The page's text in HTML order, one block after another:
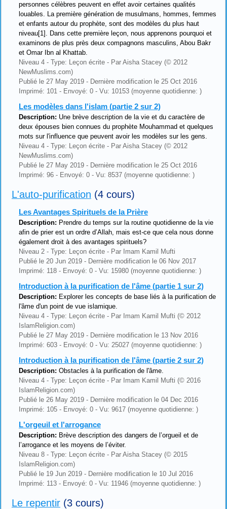
personnes célèbres peuvent en effet avoir certaines qualités
louables. La première génération de musulmans, hommes, femmes
et enfants autour du prophète, sont des modèles du plus haut
niveau[1]. Dans cette première leçon, nous apprenons pourquoi et
examinons de plus près deux compagnons masculins, Abou Bakr
et Omar Ibn al Khattab.
Niveau 4 - Type: Leçon écrite - Par Aisha Stacey (© 2012
NewMuslims.com)
Publié le 27 May 2019 - Dernière modification le 25 Oct 2016
Imprimé: 101 - Envoyé: 0 - Vu: 10153 (moyenne quotidienne: )
Les modèles dans l'islam (partie 2 sur 2)
Description: Une brève description de la vie et du caractère de
deux épouses bien connues du prophète Mouhammad et quelques
mots sur l'influence que peuvent avoir les modèles sur les gens.
Niveau 4 - Type: Leçon écrite - Par Aisha Stacey (© 2012
NewMuslims.com)
Publié le 27 May 2019 - Dernière modification le 25 Oct 2016
Imprimé: 96 - Envoyé: 0 - Vu: 8537 (moyenne quotidienne: )
L'auto-purification (4 cours)
Les Avantages Spirituels de la Prière
Description: Prendre du temps sur la routine quotidienne de la vie
afin de prier est un ordre d’Allah, mais est-ce que cela nous donne
également droit à des avantages spirituels?
Niveau 2 - Type: Leçon écrite - Par Imam Kamil Mufti
Publié le 20 Jun 2019 - Dernière modification le 06 Nov 2017
Imprimé: 118 - Envoyé: 0 - Vu: 15980 (moyenne quotidienne: )
Introduction à la purification de l'âme (partie 1 sur 2)
Description: Explorer les concepts de base liés à la purification de
l'âme d'un point de vue islamique.
Niveau 4 - Type: Leçon écrite - Par Imam Kamil Mufti (© 2012
IslamReligion.com)
Publié le 27 May 2019 - Dernière modification le 13 Nov 2016
Imprimé: 603 - Envoyé: 0 - Vu: 25027 (moyenne quotidienne: )
Introduction à la purification de l'âme (partie 2 sur 2)
Description: Obstacles à la purification de l'âme.
Niveau 4 - Type: Leçon écrite - Par Imam Kamil Mufti (© 2016
IslamReligion.com)
Publié le 26 May 2019 - Dernière modification le 04 Dec 2016
Imprimé: 105 - Envoyé: 0 - Vu: 9617 (moyenne quotidienne: )
L'orgeuil et l'arrogance
Description: Brève description des dangers de l’orgueil et de
l’arrogance et les moyens de l’éviter.
Niveau 8 - Type: Leçon écrite - Par Aisha Stacey (© 2015
IslamReligion.com)
Publié le 19 Jun 2019 - Dernière modification le 10 Jul 2016
Imprimé: 113 - Envoyé: 0 - Vu: 11946 (moyenne quotidienne: )
Le repentir (3 cours)